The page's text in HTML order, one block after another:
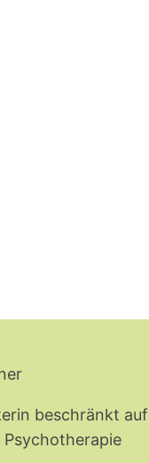
beschränkt
Psychotherapie